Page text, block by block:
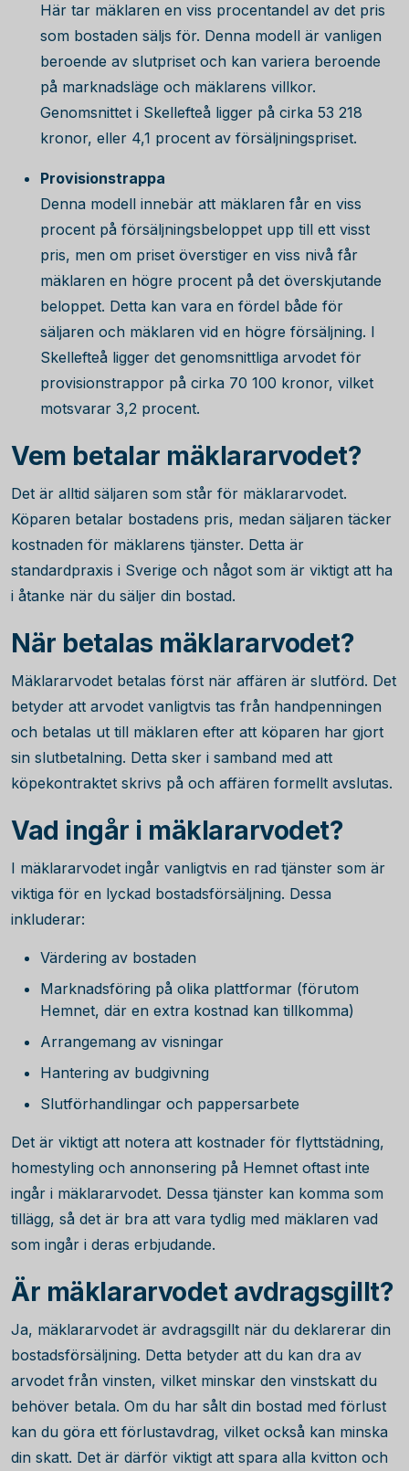
Här tar mäklaren en viss procentandel av det pris
som bostaden säljs för. Denna modell är vanligen
beroende av slutpriset och kan variera beroende
på marknadsläge och mäklarens villkor.
Genomsnittet i Skellefteå ligger på cirka 53 218
kronor, eller 4,1 procent av försäljningspriset.
Provisionstrappa
Denna modell innebär att mäklaren får en viss
procent på försäljningsbeloppet upp till ett visst
pris, men om priset överstiger en viss nivå får
mäklaren en högre procent på det överskjutande
beloppet. Detta kan vara en fördel både för
säljaren och mäklaren vid en högre försäljning. I
Skellefteå ligger det genomsnittliga arvodet för
provisionstrappor på cirka 70 100 kronor, vilket
motsvarar 3,2 procent.
Vem betalar mäklararvodet?
Det är alltid säljaren som står för mäklararvodet.
Köparen betalar bostadens pris, medan säljaren täcker
kostnaden för mäklarens tjänster. Detta är
standardpraxis i Sverige och något som är viktigt att ha
i åtanke när du säljer din bostad.
När betalas mäklararvodet?
Mäklararvodet betalas först när affären är slutförd. Det
betyder att arvodet vanligtvis tas från handpenningen
och betalas ut till mäklaren efter att köparen har gjort
sin slutbetalning. Detta sker i samband med att
köpekontraktet skrivs på och affären formellt avslutas.
Vad ingår i mäklararvodet?
I mäklararvodet ingår vanligtvis en rad tjänster som är
viktiga för en lyckad bostadsförsäljning. Dessa
inkluderar:
Värdering av bostaden
Marknadsföring på olika plattformar (förutom
Hemnet, där en extra kostnad kan tillkomma)
Arrangemang av visningar
Hantering av budgivning
Slutförhandlingar och pappersarbete
Det är viktigt att notera att kostnader för flyttstädning,
homestyling och annonsering på Hemnet oftast inte
ingår i mäklararvodet. Dessa tjänster kan komma som
tillägg, så det är bra att vara tydlig med mäklaren vad
som ingår i deras erbjudande.
Är mäklararvodet avdragsgillt?
Ja, mäklararvodet är avdragsgillt när du deklarerar din
bostadsförsäljning. Detta betyder att du kan dra av
arvodet från vinsten, vilket minskar den vinstskatt du
behöver betala. Om du har sålt din bostad med förlust
kan du göra ett förlustavdrag, vilket också kan minska
din skatt. Det är därför viktigt att spara alla kvitton och